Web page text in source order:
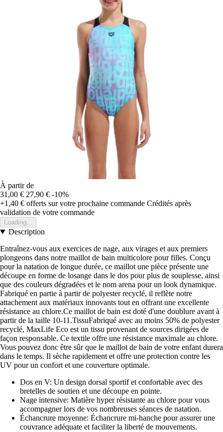
À partir de
31,00 € 27,90 € -10%
+1,40 € offerts sur votre prochaine commande Crédités après
validation de votre commande
Loading...
Description
Entraînez-vous aux exercices de nage, aux virages et aux premiers
plongeons dans notre maillot de bain multicolore pour filles. Conçu
pour la natation de longue durée, ce maillot une pièce présente une
découpe en forme de losange dans le dos pour plus de souplesse, ainsi
que des couleurs dégradées et le nom arena pour un look dynamique.
Fabriqué en partie à partir de polyester recyclé, il reflète notre
attachement aux matériaux innovants tout en offrant une excellente
résistance au chlore.Ce maillot de bain est doté d'une doublure avant à
partir de la taille 10-11.TissuFabriqué avec au moins 50% de polyester
recyclé, MaxLife Eco est un tissu provenant de sources dirigées de
façon responsable. Ce textile offre une résistance maximale au chlore.
Vous pouvez donc être sûr que le maillot de bain de votre enfant durera
dans le temps. Il sèche rapidement et offre une protection contre les
UV pour un confort et une couverture optimale.
Dos en V: Un design dorsal sportif et confortable avec des
bretelles de soutien et une découpe en pointe.
Nage intensive: Matière hyper résistante au chlore pour vous
accompagner lors de vos nombreuses séances de natation.
Échancrure moyenne: Échancrure mi-hanche pour assurer une
couvrance adéquate et faciliter la liberté de mouvements.